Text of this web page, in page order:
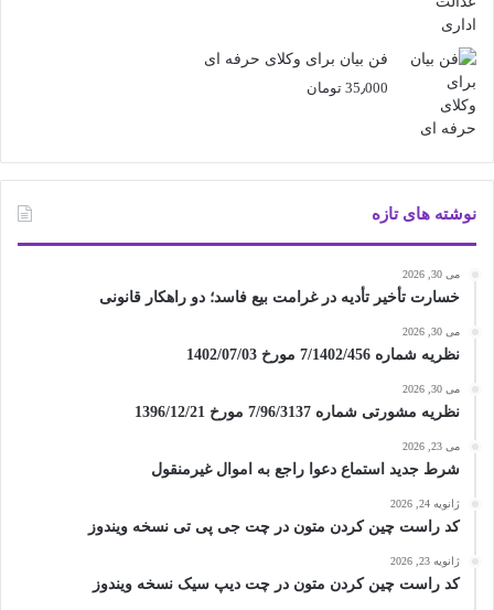
فن بیان برای وکلای حرفه ای
35٫000 تومان
نوشته های تازه
می 30, 2026
خسارت تأخیر تأدیه در غرامت بیع فاسد؛ دو راهکار قانونی
می 30, 2026
نظریه شماره 7/1402/456 مورخ 1402/07/03
می 30, 2026
نظریه مشورتی شماره 7/96/3137 مورخ 1396/12/21
می 23, 2026
شرط جدید استماع دعوا راجع به اموال غیرمنقول
ژانویه 24, 2026
کد راست چین کردن متون در چت جی پی تی نسخه ویندوز
ژانویه 23, 2026
کد راست چین کردن متون در چت دیپ سیک نسخه ویندوز